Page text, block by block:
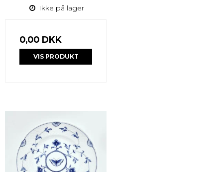
Ikke på lager
0,00 DKK
VIS PRODUKT